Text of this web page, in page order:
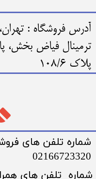
​​آدرس فروشگاه :
ترمینال فیاض بخش،
پلاک 108/6
02166723320